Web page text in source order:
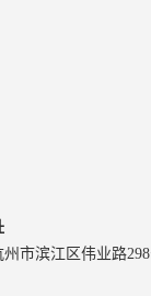
市滨江区伟业路